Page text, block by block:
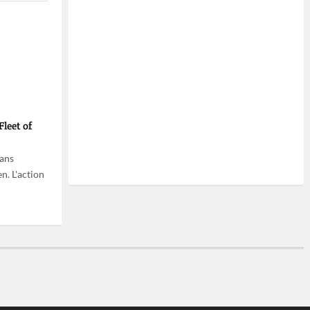
of
L'action